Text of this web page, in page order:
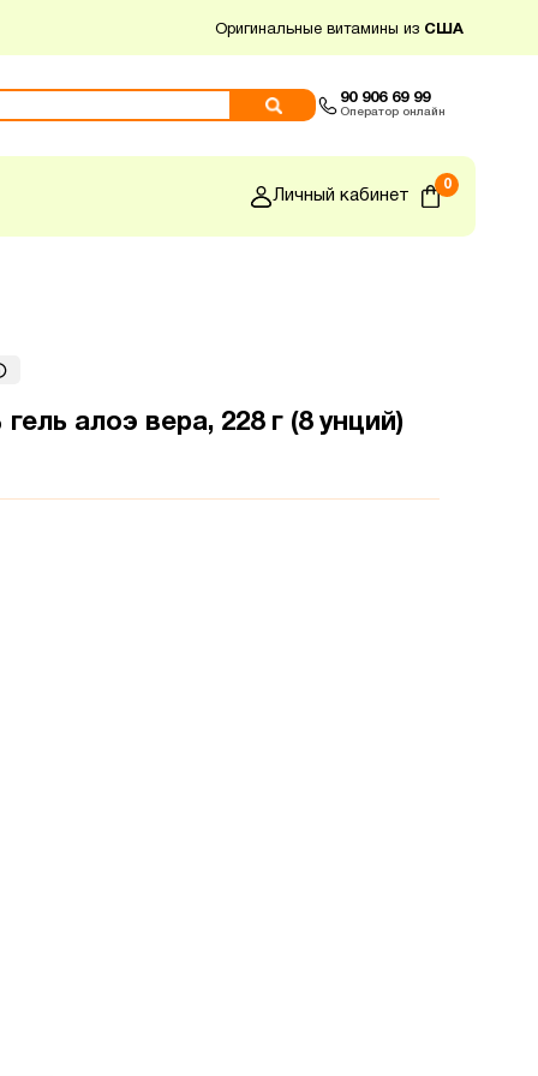
Оригинальные витамины из США
90 906 69 99
Оператор онлайн
Личный кабинет
0
алоэ вера, 228 г (8 унций)